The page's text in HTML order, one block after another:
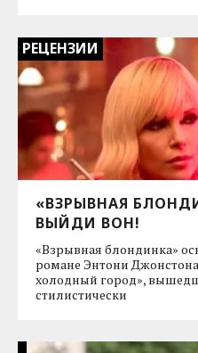
РЕЦЕНЗИИ
«ВЗРЫВНАЯ
ВЫЙДИ ВОН!
«Взрывная блондинка»
романе Энтони
холодный город»,
стилистически